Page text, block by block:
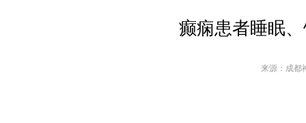
癫痫患者睡眠
来源：成都